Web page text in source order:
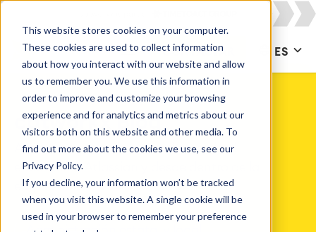
This website stores cookies on your computer.
These cookies are used to collect information
about how you interact with our website and allow
us to remember you. We use this information in
order to improve and customize your browsing
experience and for analytics and metrics about our
visitors both on this website and other media. To
find out more about the cookies we use, see our
Privacy Policy.
If you decline, your information won’t be tracked
when you visit this website. A single cookie will be
used in your browser to remember your preference
CONTACTAR ES
catworkx Blog
Actualizaciones de catworkx desde el
ecosistema Atlassian y desde dentro de la
empresa.